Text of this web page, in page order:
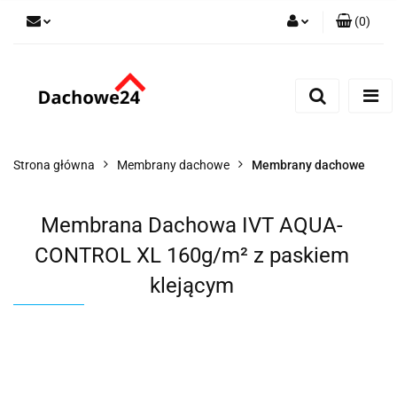
(0)
Strona główna Membrany dachowe Membrany dachowe
Membrana Dachowa IVT AQUA-
CONTROL XL 160g/m² z paskiem
klejącym